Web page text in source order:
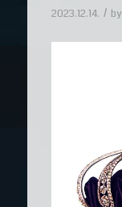
2023.12.14. / by